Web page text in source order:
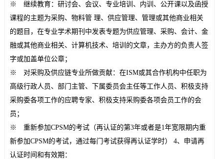
※ 继续教育：研讨会、会议、专业培训、内训、公开课以及函授
课程的主题为采购、物料管 理、供应管理、管理或其他商业相关
的题目，在专业学术期刊中发表专题为供应管理、采购、会计、金
融或其他商业相关、计算机技术、培训的文章，主办方的负责人签
字或加盖单位公章；
※ 对采购及供应链专业所做贡献：在ISM或其合作机构中任职为
高级行政人员、部门主管、下属委员会主任等工作人员、积极支持
采购委各项工作的应聘专家、积极支持采购委各项会员工作的会
员；
※ 重新参加CPSM的考试（再认证的第3年或者是1年宽限期内重
新参加CPSM的考试，通过每门考试获得再认证学时） 4、申请再
认证时间和有效期：